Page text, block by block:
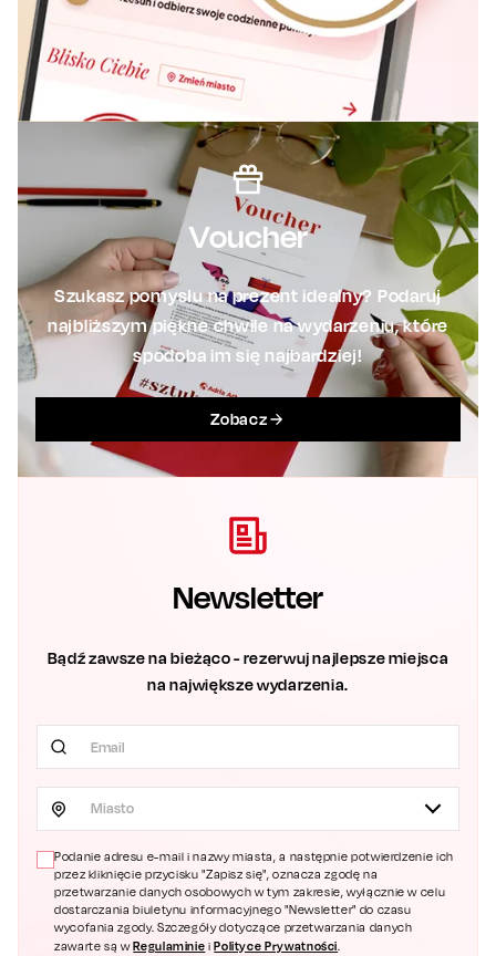
Voucher
Szukasz pomysłu na prezent idealny? Podaruj
najbliższym piękne chwile na wydarzeniu, które
spodoba im się najbardziej!
Zobacz
Newsletter
Bądź zawsze na bieżąco - rezerwuj najlepsze miejsca
na największe wydarzenia.
Miasto
Podanie adresu e-mail i nazwy miasta, a następnie potwierdzenie ich
przez kliknięcie przycisku "Zapisz się", oznacza zgodę na
przetwarzanie danych osobowych w tym zakresie, wyłącznie w celu
dostarczania biuletynu informacyjnego "Newsletter" do czasu
wycofania zgody. Szczegóły dotyczące przetwarzania danych
zawarte są wRegulaminie i Polityce Prywatności.